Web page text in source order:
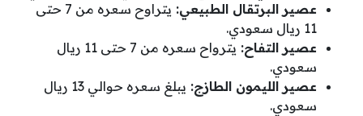
عصير البرتقال الطبيعي:
يتراوح سعره من 7 حتى
11 ريال سعودي.
عصير التفاح:
يترواح سعره من 7 حتى 11 ريال
سعودي.
عصير الليمون الطازج:
يبلغ سعره حوالي 13 ريال
سعودي.